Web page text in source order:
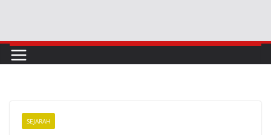
content
SEJARAH